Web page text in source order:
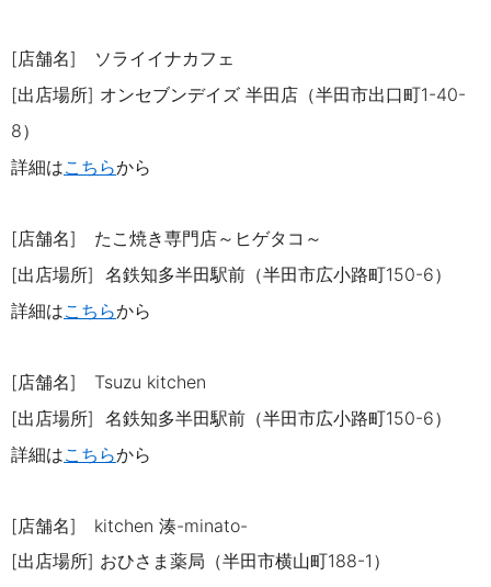
[店舗名] ソライイナカフェ
[出店場所] オンセブンデイズ 半田店（半田市出口町1-40-
8）
詳細はこちらから
[店舗名] たこ焼き専門店～ヒゲタコ～
[出店場所] 名鉄知多半田駅前（半田市広小路町150-6）
詳細はこちらから
[店舗名] Tsuzu kitchen
[出店場所] 名鉄知多半田駅前（半田市広小路町150-6）
詳細はこちらから
[店舗名] kitchen 湊-minato-
[出店場所] おひさま薬局（半田市横山町188-1 ）